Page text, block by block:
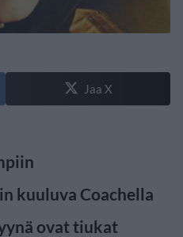
Jaa X
kuuluva Coachella
ovat tiukat